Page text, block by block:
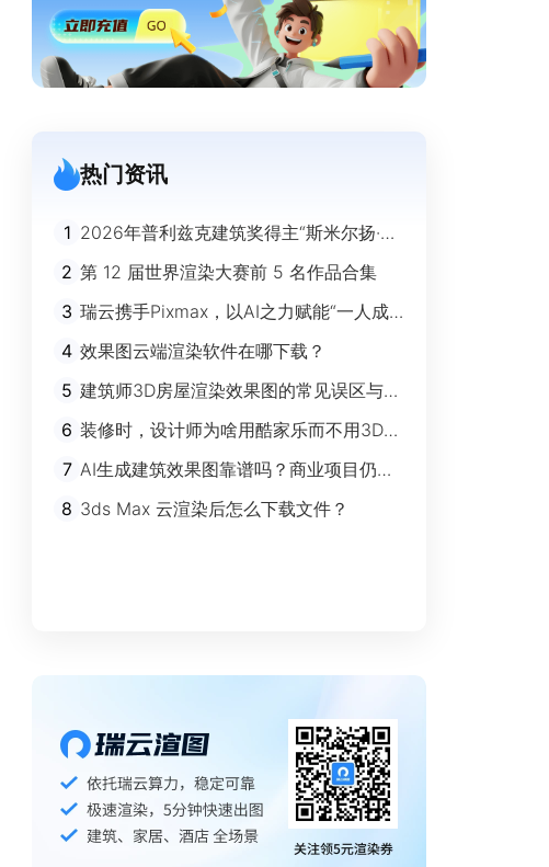
热门资讯
1 2026年普利兹克建筑奖得主“斯米尔扬·拉
迪奇”经典作品欣赏
2 第 12 届世界渲染大赛前 5 名作品合集
3 瑞云携手Pixmax，以AI之力赋能“一人成
4 效果图云端渲染软件在哪下载？
5 建筑师3D房屋渲染效果图的常见误区与规
避指南
6 装修时，设计师为啥用酷家乐而不用3Ds
max？
7 AI生成建筑效果图靠谱吗？商业项目仍离
不开传统渲染
8 3ds Max 云渲染后怎么下载文件？